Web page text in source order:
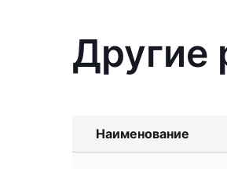
Другие
Наименование